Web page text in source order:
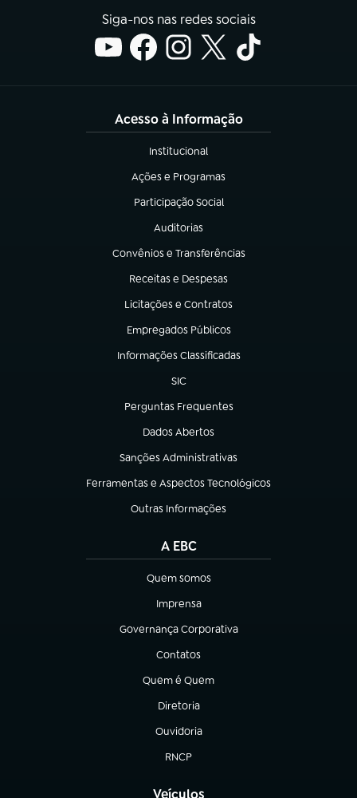
Siga-nos nas redes sociais
Acesso à Informação
Institucional
(abre em nova aba)
Ações e Programas
(abre em nova aba)
Participação Social
(abre em nova aba)
Auditorias
(abre em nova aba)
Convênios e Transferências
(abre em nova aba)
Receitas e Despesas
(abre em nova aba)
Licitações e Contratos
(abre em nova aba)
Empregados Públicos
(abre em nova aba)
Informações Classificadas
(abre em nova aba)
SIC
(abre em nova aba)
Perguntas Frequentes
(abre em nova aba)
Dados Abertos
(abre em nova aba)
Sanções Administrativas
(abre em nova aba)
Ferramentas e Aspectos Tecnológicos
(abre em nova aba)
Outras Informações
(abre em nova aba)
A EBC
Quem somos
(abre em nova aba)
Imprensa
(abre em nova aba)
Governança Corporativa
(abre em nova aba)
Contatos
(abre em nova aba)
Quem é Quem
(abre em nova aba)
Diretoria
(abre em nova aba)
Ouvidoria
(abre em nova aba)
RNCP
(abre em nova aba)